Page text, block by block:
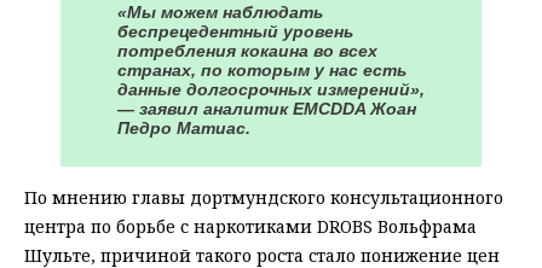
«Мы можем наблюдать
беспрецедентный уровень
потребления кокаина во всех
странах, по которым у нас есть
данные долгосрочных измерений»,
— заявил аналитик EMCDDA Жоан
Педро Матиас.
По мнению главы дортмундского консультационного
центра по борьбе с наркотиками DROBS Вольфрама
Шульте, причиной такого роста стало понижение цен